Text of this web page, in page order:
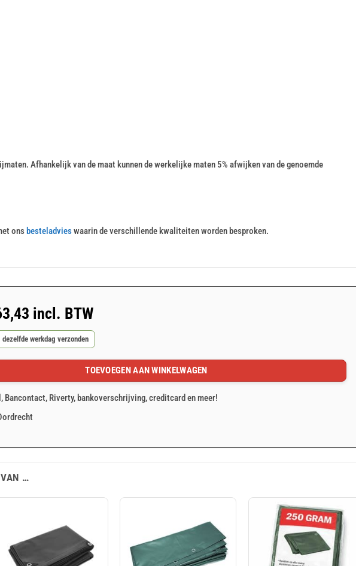
Afhankelijk van de maat kunnen de werkelijke maten 5% afwijken van de genoemde
ons besteladvieswaarin de verschillende kwaliteiten worden besproken.
incl. BTW
werkdag verzonden
TOEVOEGEN AAN WINKELWAGEN
Bancontact, Riverty, bankoverschrijving, creditcard en meer!
VAN …